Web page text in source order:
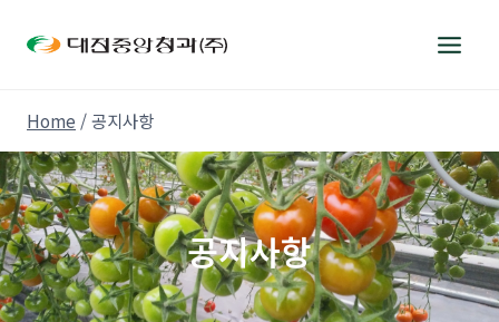
Home /공지사항
공지사항